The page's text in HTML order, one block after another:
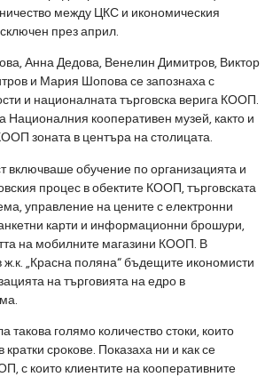
между ЦКС и икономическия
през април.
Анна Дедова, Венелин Димитров, Виктор
и Мария Шопова се запознаха с
и националната търговска верига КООП.
Националния кооперативен музей, както и
зоната в центъра на столицата.
включваше обучение по организацията и
процес в обектите КООП, търговската
управление на цените с електронни
карти и информационни брошури,
на мобилните магазини КООП. В
ж.к. „Красна поляна“ бъдещите икономисти
на търговията на едро в
такова голямо количество стоки, които
срокове. Показаха ни и как се
с които клиентите на кооперативните